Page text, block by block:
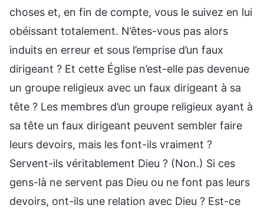
choses et, en fin de compte, vous le suivez en lui
obéissant totalement. N’êtes-vous pas alors
induits en erreur et sous l’emprise d’un faux
dirigeant ? Et cette Église n’est-elle pas devenue
un groupe religieux avec un faux dirigeant à sa
tête ? Les membres d’un groupe religieux ayant à
sa tête un faux dirigeant peuvent sembler faire
leurs devoirs, mais les font-ils vraiment ?
Servent-ils véritablement Dieu ? (Non.) Si ces
gens-là ne servent pas Dieu ou ne font pas leurs
devoirs, ont-ils une relation avec Dieu ? Est-ce